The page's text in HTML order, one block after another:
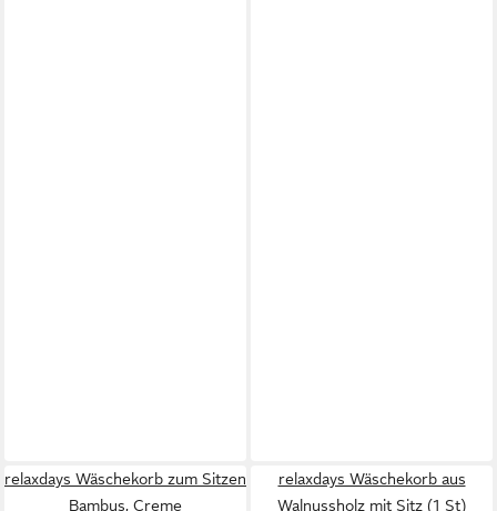
relaxdays Wäschekorb zum Sitzen
Bambus, Creme
relaxdays Wäschekorb aus
Walnussholz mit Sitz (1 St)